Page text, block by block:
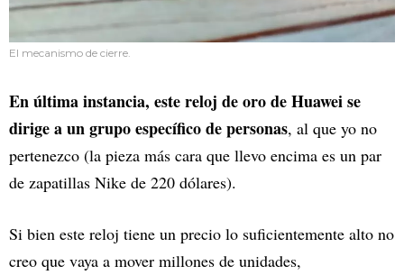
El mecanismo de cierre.
En última instancia, este reloj de oro de Huawei se
dirige a un grupo específico de personas, al que yo no
pertenezco (la pieza más cara que llevo encima es un par
de zapatillas Nike de 220 dólares).
Si bien este reloj tiene un precio lo suficientemente alto no
creo que vaya a mover millones de unidades,